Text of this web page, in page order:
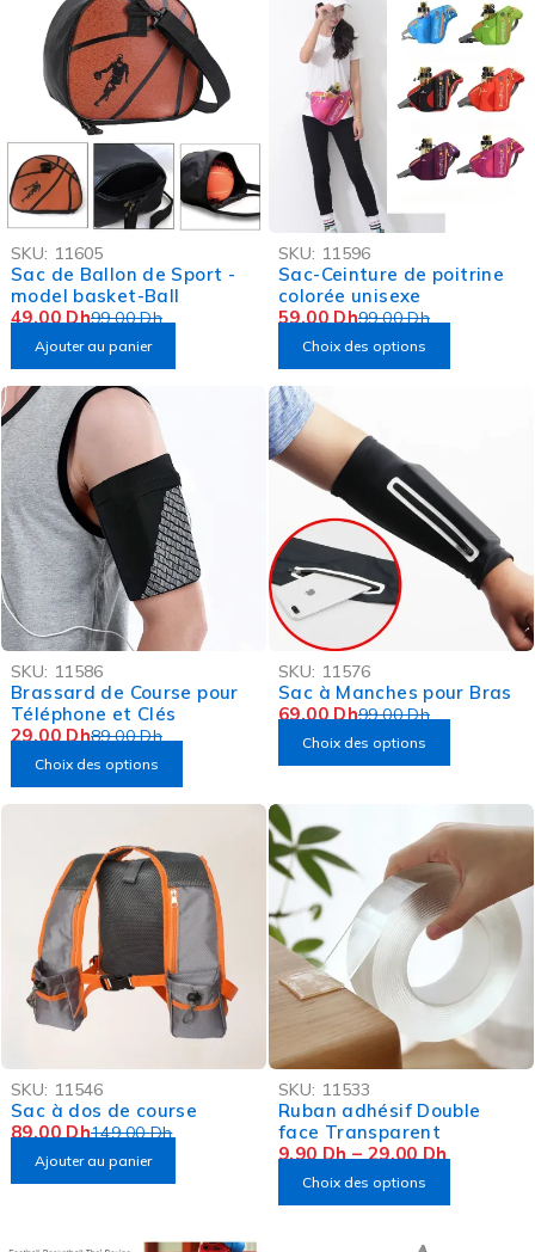
OFFRE FLASH
SKU: 11605
Sac de Ballon de Sport -
model basket-Ball
99,00Dh
49,00 Dh
Ajouter au panier
SKU: 11596
Sac-Ceinture de poitrine
colorée unisexe
99,00Dh
59,00 Dh
Choix des options
OFFRE FLASH
SKU: 11586
Brassard de Course pour
Téléphone et Clés
89,00Dh
29,00 Dh
Choix des options
SKU: 11576
Sac à Manches pour Bras
99,00Dh
69,00 Dh
Choix des options
OFFRE FLASH
SKU: 11546
Sac à dos de course
149,00Dh
89,00 Dh
Ajouter au panier
OFFRE FLASH
SKU: 11533
Ruban adhésif Double
face Transparent
9,90 Dh – 29,00 Dh
Choix des options